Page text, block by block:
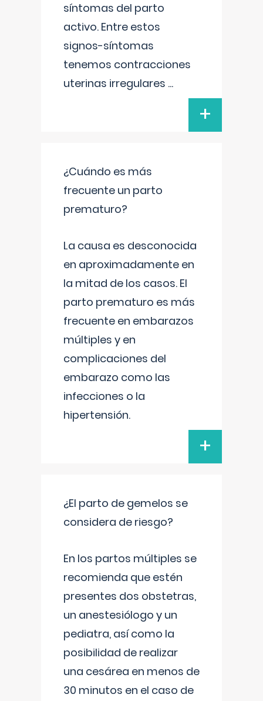
síntomas del parto
activo. Entre estos
signos-síntomas
tenemos contracciones
uterinas irregulares ...
+
¿Cuándo es más
frecuente un parto
prematuro?
La causa es desconocida
en aproximadamente en
la mitad de los casos. El
parto prematuro es más
frecuente en embarazos
múltiples y en
complicaciones del
embarazo como las
infecciones o la
hipertensión.
+
¿El parto de gemelos se
considera de riesgo?
En los partos múltiples se
recomienda que estén
presentes dos obstetras,
un anestesiólogo y un
pediatra, así como la
posibilidad de realizar
una cesárea en menos de
30 minutos en el caso de